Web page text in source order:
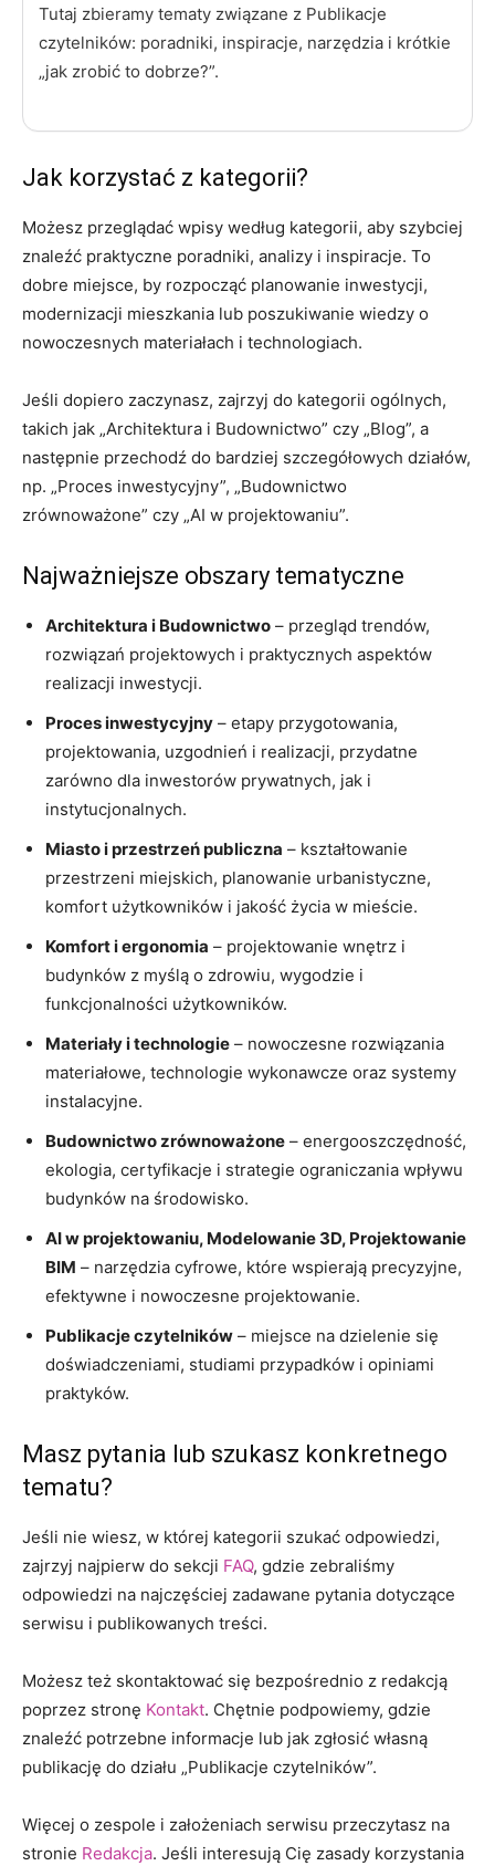
Tutaj zbieramy tematy związane z Publikacje
czytelników: poradniki, inspiracje, narzędzia i krótkie
„jak zrobić to dobrze?”.
Jak korzystać z kategorii?
Możesz przeglądać wpisy według kategorii, aby szybciej
znaleźć praktyczne poradniki, analizy i inspiracje. To
dobre miejsce, by rozpocząć planowanie inwestycji,
modernizacji mieszkania lub poszukiwanie wiedzy o
nowoczesnych materiałach i technologiach.
Jeśli dopiero zaczynasz, zajrzyj do kategorii ogólnych,
takich jak „Architektura i Budownictwo” czy „Blog”, a
następnie przechodź do bardziej szczegółowych działów,
np. „Proces inwestycyjny”, „Budownictwo
zrównoważone” czy „AI w projektowaniu”.
Najważniejsze obszary tematyczne
Architektura i Budownictwo – przegląd trendów,
rozwiązań projektowych i praktycznych aspektów
realizacji inwestycji.
Proces inwestycyjny – etapy przygotowania,
projektowania, uzgodnień i realizacji, przydatne
zarówno dla inwestorów prywatnych, jak i
instytucjonalnych.
Miasto i przestrzeń publiczna – kształtowanie
przestrzeni miejskich, planowanie urbanistyczne,
komfort użytkowników i jakość życia w mieście.
Komfort i ergonomia – projektowanie wnętrz i
budynków z myślą o zdrowiu, wygodzie i
funkcjonalności użytkowników.
Materiały i technologie – nowoczesne rozwiązania
materiałowe, technologie wykonawcze oraz systemy
instalacyjne.
Budownictwo zrównoważone – energooszczędność,
ekologia, certyfikacje i strategie ograniczania wpływu
budynków na środowisko.
AI w projektowaniu, Modelowanie 3D, Projektowanie
BIM – narzędzia cyfrowe, które wspierają precyzyjne,
efektywne i nowoczesne projektowanie.
Publikacje czytelników – miejsce na dzielenie się
doświadczeniami, studiami przypadków i opiniami
praktyków.
Masz pytania lub szukasz konkretnego
tematu?
Jeśli nie wiesz, w której kategorii szukać odpowiedzi,
zajrzyj najpierw do sekcji FAQ, gdzie zebraliśmy
odpowiedzi na najczęściej zadawane pytania dotyczące
serwisu i publikowanych treści.
Możesz też skontaktować się bezpośrednio z redakcją
poprzez stronę Kontakt. Chętnie podpowiemy, gdzie
znaleźć potrzebne informacje lub jak zgłosić własną
publikację do działu „Publikacje czytelników”.
Więcej o zespole i założeniach serwisu przeczytasz na
stronie Redakcja. Jeśli interesują Cię zasady korzystania